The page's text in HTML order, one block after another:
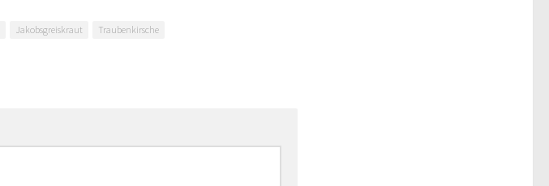
Jakobsgreiskraut Traubenkirsche